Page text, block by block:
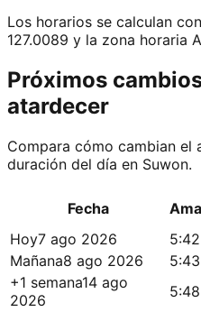
Los horarios se calculan
127.0089 y la zona horaria
Próximos
atardecer
Compara cómo cambian el
duración del día en Suwon.
Fecha
Hoy7 ago 2026 5:42
Mañana8 ago 2026 5:43
+1 semana14 ago
2026
5:48